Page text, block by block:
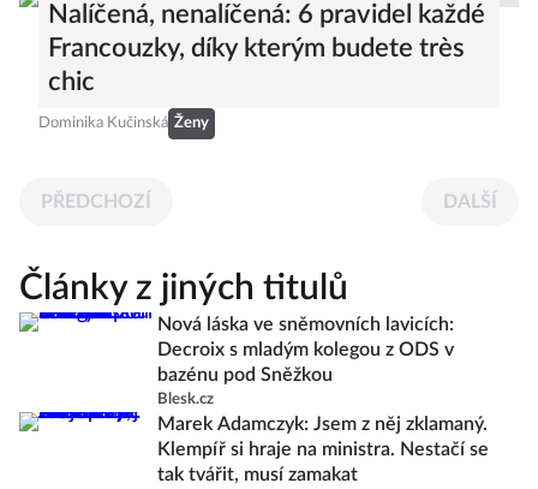
Nalíčená, nenalíčená: 6 pravidel každé
Francouzky, díky kterým budete très
chic
Dominika Kučinská Ženy
PŘEDCHOZÍ DALŠÍ
Články z jiných titulů
Nová láska ve sněmovních lavicích:
Decroix s mladým kolegou z ODS v
bazénu pod Sněžkou
Blesk.cz
Marek Adamczyk: Jsem z něj zklamaný.
Klempíř si hraje na ministra. Nestačí se
tak tvářit, musí zamakat